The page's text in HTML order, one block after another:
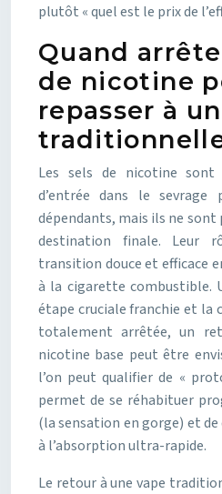
plutôt « quel est le prix de
Quand
de nicotine
repasser à
Les sels de nicotine
d’entrée dans le
dépendants, mais ils ne sont
destination finale. Leur
transition douce et efficace
à la cigarette combustible.
étape cruciale franchie et la
totalement arrêtée, un
nicotine base peut être
l’on peut qualifier de «
permet de se réhabituer
(la sensation en gorge) et
à l’absorption ultra-rapide.
Le retour à une vape